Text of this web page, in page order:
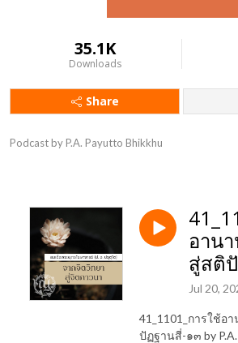
35.1K
Downloads
Share
Podcast by P.A. Payutto Bhikkhu
อาน
สู่สติ
Jul 20,
41_1101_การใช้อ
ปัฏฐานสี่-๑๓ by